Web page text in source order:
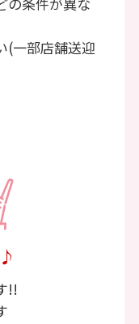
(一部店舗送迎
!!